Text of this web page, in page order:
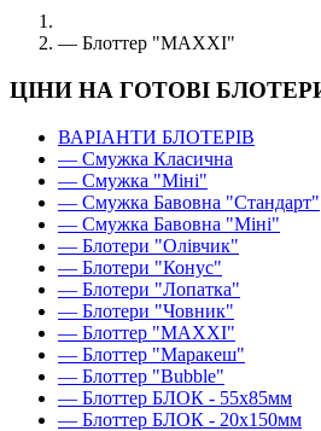
— Блоттер "MAXXI"
ЦІНИ НА ГОТОВІ
ВАРІАНТИ БЛОТЕРІВ
— Смужка Класична
— Смужка "Міні"
— Смужка Бавовна "Стандарт"
— Смужка Бавовна "Міні"
— Блотери "Олівчик"
— Блотери "Конус"
— Блотери "Лопатка"
— Блотери "Човник"
— Блоттер "MAXXI"
— Блоттер "Маракеш"
— Блоттер "Bubble"
— Блоттер БЛОК - 55х85мм
— Блоттер БЛОК - 20х150мм